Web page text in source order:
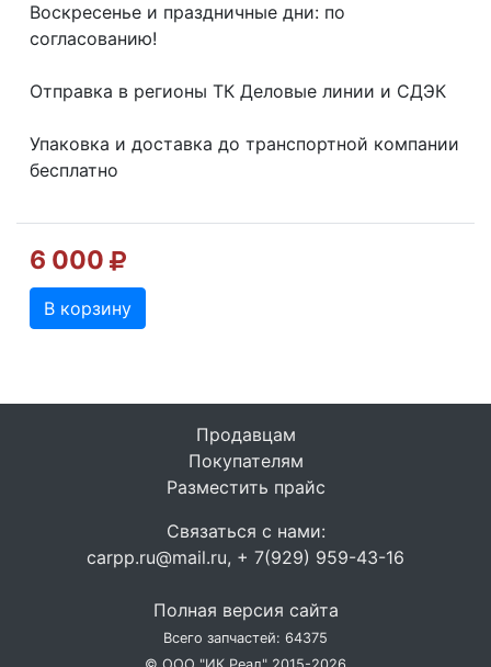
Воскресенье и праздничные дни: по
согласованию!
Отправка в регионы ТК Деловые линии и СДЭК
Упаковка и доставка до транспортной компании
бесплатно
6 000
В корзину
Продавцам
Покупателям
Разместить прайс
Связаться с нами:
carpp.ru@mail.ru, + 7(929) 959-43-16
Полная версия сайта
Всего запчастей: 64375